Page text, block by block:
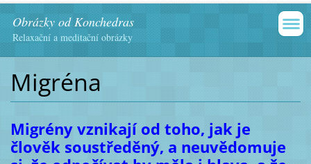
Obrázky od Konchedras
Relaxační a meditační obrázky
Migréna
Migrény vznikají od toho, jak je
člověk soustředěný, a neuvědomuje